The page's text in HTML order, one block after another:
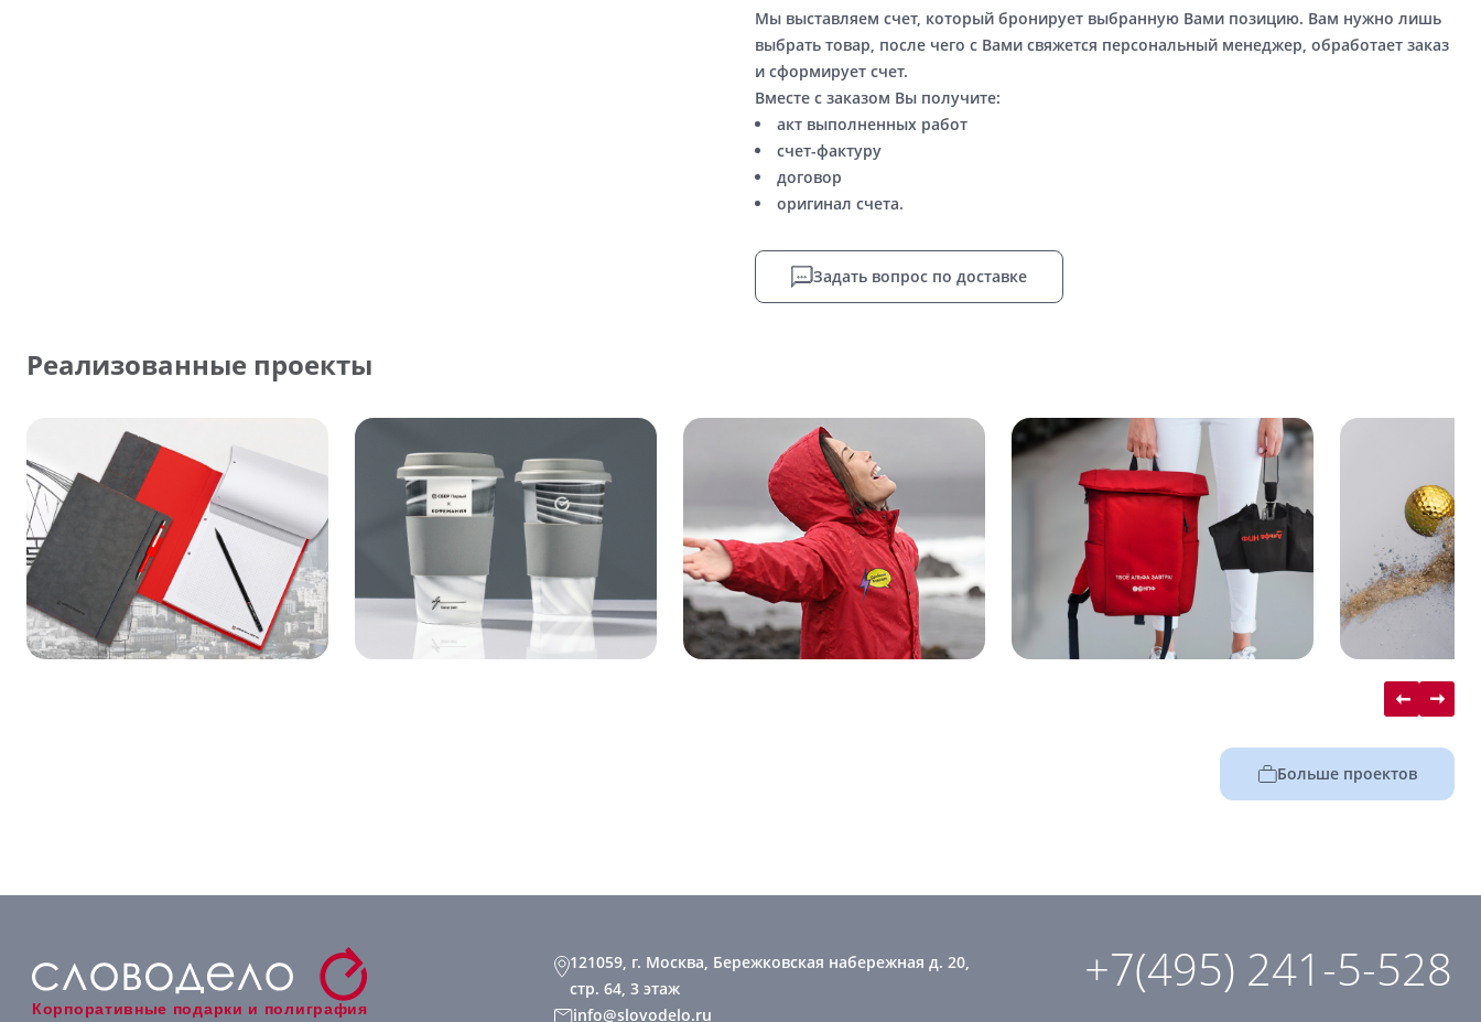
Мы выставляем счет, который бронирует выбранную Вами позицию. Вам нужно лишь
выбрать товар, после чего с Вами свяжется персональный менеджер, обработает заказ
и сформирует счет.
Вместе с заказом Вы получите:
акт выполненных работ
счет-фактуру
договор
оригинал счета.
Задать вопрос по доставке
Реализованные проекты
Больше проектов
Корпоративные подарки и полиграфия
121059, г. Москва, Бережковская набережная д. 20,
стр. 64, 3 этаж
info@slovodelo.ru
+7(495) 241-5-528